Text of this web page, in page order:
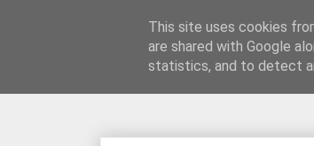
This site uses cookies
are shared with Google
statistics, and to detect